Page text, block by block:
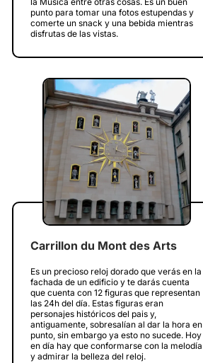
punto para tomar una fotos estupendas y
comerte un snack y una bebida mientras
disfrutas de las vistas.
Carrillon du Mont des Arts
Es un precioso reloj dorado que verás en la
fachada de un edificio y te darás cuenta
que cuenta con 12 figuras que representan
las 24h del día. Estas figuras eran
personajes históricos del pais y,
antiguamente, sobresalían al dar la hora en
punto, sin embargo ya esto no sucede. Hoy
en día hay que conformarse con la melodía
y admirar la belleza del reloj.